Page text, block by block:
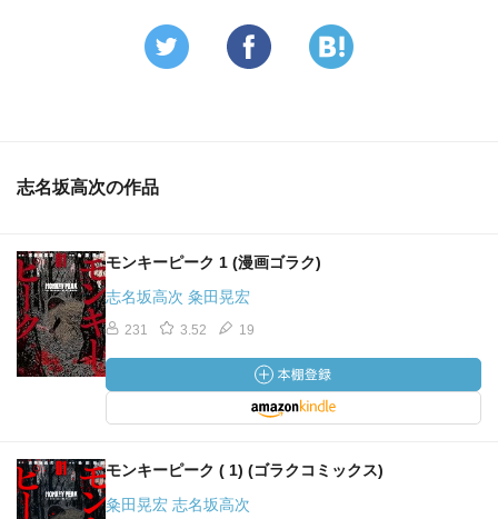
志名坂高次の作品
モンキーピーク 1 (漫画ゴラク)
志名坂高次 粂田晃宏
231 3.52 19
モンキーピーク ( 1) (ゴラクコミックス)
粂田晃宏 志名坂高次